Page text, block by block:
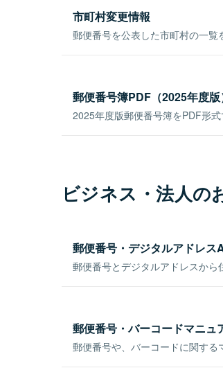
市町村変更情報
郵便番号を公表した市町村の一覧
郵便番号簿PDF（2025年度版
2025年度版郵便番号簿をPDF形式
ビジネス・法人の
郵便番号・デジタルアドレス
郵便番号とデジタルアドレスから
郵便番号・バーコードマニュ
郵便番号や、バーコードに関する